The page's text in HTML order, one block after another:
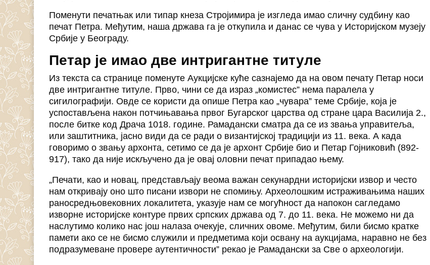
Поменути печатњак или типар кнеза Стројимира је изгледа имао сличну судбину као
печат Петра. Међутим, наша држава га је откупила и данас се чува у Историјском музеју
Србије у Београду.
Петар је имао две интригантне титуле
Из текста са странице поменуте Аукцијске куће сазнајемо да на овом печату Петар носи
две интригантне титуле. Прво, чини се да израз „комистес” нема паралела у
сигилографији. Овде се користи да опише Петра као „чувара” теме Србије, која је
успостављена након потчињавања првог Бугарског царства од стране цара Василија 2.,
после битке код Драча 1018. године. Рамадански сматра да се из звања управитеља,
или заштитника, јасно види да се ради о византијској традицији из 11. века. А када
говоримо о звању архонта, сетимо се да је архонт Србије био и Петар Гојниковић (892-
917), тако да није искључено да је овај оловни печат припадао њему.
„Печати, као и новац, представљају веома важан секунардни историјски извор и често
нам откривају оно што писани извори не спомињу. Археолошким истраживањима наших
раносредњовековних локалитета, указује нам се могућност да напокон сагледамо
изворне историјске контуре првих српских држава од 7. до 11. века. Не можемо ни да
наслутимо колико нас још налаза очекује, сличних овоме. Међутим, били бисмо кратке
памети ако се не бисмо служили и предметима који освану на аукцијама, наравно не без
подразумеване провере аутентичности” рекао је Рамадански за Све о археологији.